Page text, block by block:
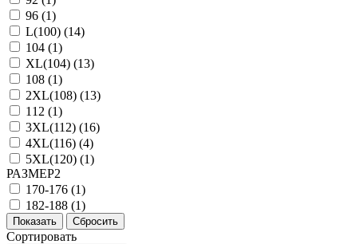
96 (1)
L(100) (14)
104 (1)
XL(104) (13)
108 (1)
2XL(108) (13)
112 (1)
3XL(112) (16)
4XL(116) (4)
5XL(120) (1)
РАЗМЕР2
170-176 (1)
182-188 (1)
Сортировать